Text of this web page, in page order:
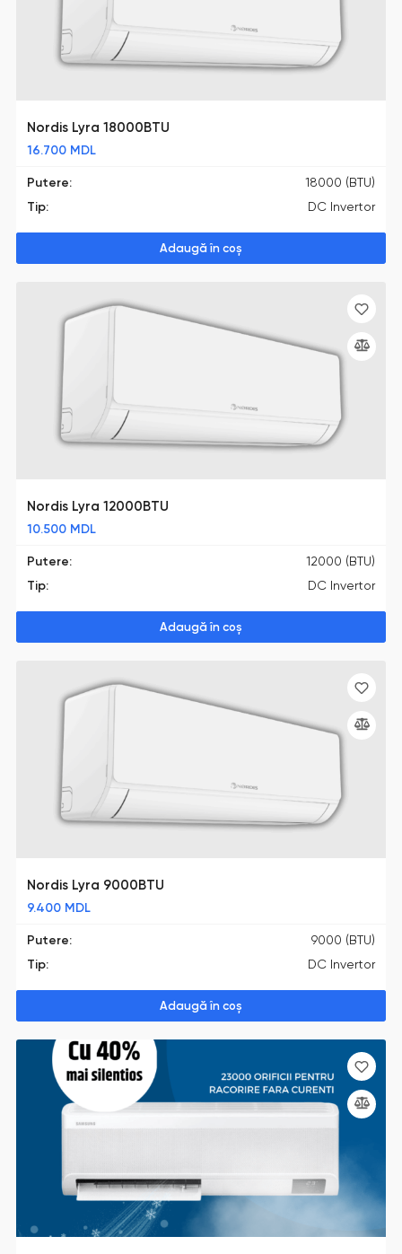
Nordis Lyra 18000BTU
16.700 MDL
Putere:
18000 (BTU)
Tip: DC Invertor
Adaugă în coș
Nordis Lyra 12000BTU
10.500 MDL
Putere:
12000 (BTU)
Tip: DC Invertor
Adaugă în coș
Nordis Lyra 9000BTU
9.400 MDL
Putere:
9000 (BTU)
Tip: DC Invertor
Adaugă în coș